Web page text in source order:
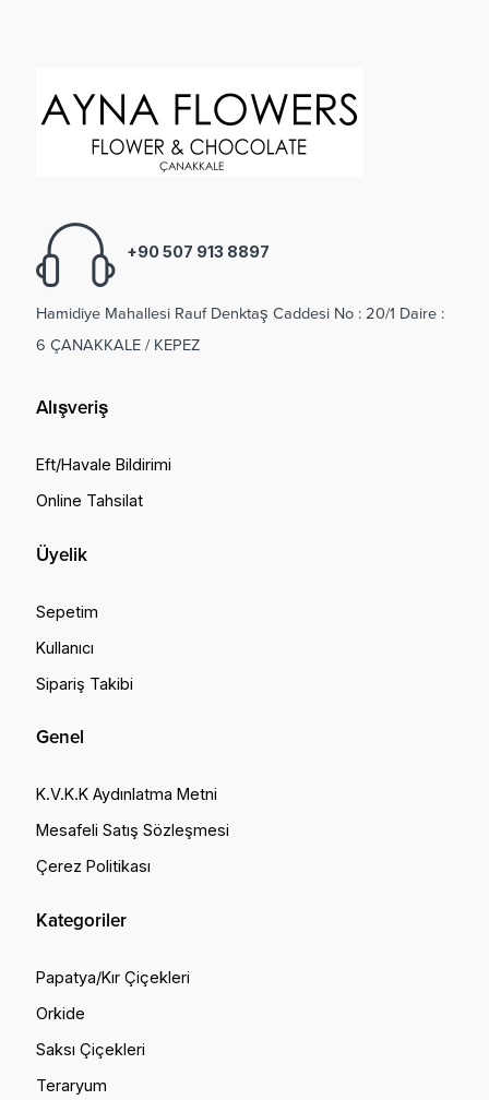
+90 507 913 8897
Hamidiye Mahallesi Rauf Denktaş Caddesi No : 20/1 Daire :
6 ÇANAKKALE / KEPEZ
Alışveriş
Eft/Havale Bildirimi
Online Tahsilat
Üyelik
Sepetim
Kullanıcı
Sipariş Takibi
Genel
K.V.K.K Aydınlatma Metni
Mesafeli Satış Sözleşmesi
Çerez Politikası
Kategoriler
Papatya/Kır Çiçekleri
Orkide
Saksı Çiçekleri
Teraryum